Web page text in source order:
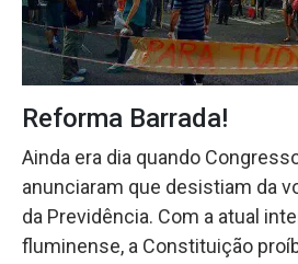
Reforma Barrada!
Ainda era dia quando
anunciaram que desistiam da
da Previdência. Com a atual
fluminense, a Constituição